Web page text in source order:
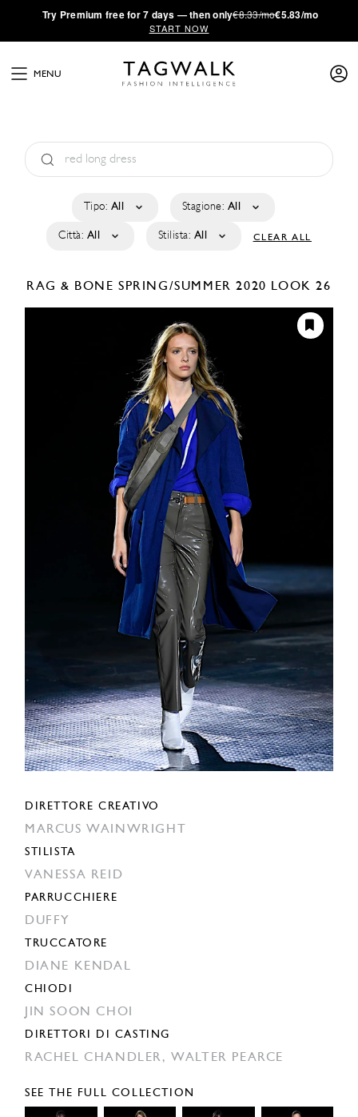
·Try Premium free for 7 days — then only€8.33/mo€5.83/mo
START NOW
MENU
Tipo: All Stagione: All
Città: All Stilista: All CLEAR ALL
RAG & BONE SPRING/SUMMER 2020 LOOK 26
DIRETTORE CREATIVO
MARCUS WAINWRIGHT
STILISTA
VANESSA REID
PARRUCCHIERE
DUFFY
TRUCCATORE
DIANE KENDAL
CHIODI
JIN SOON CHOI
DIRETTORI DI CASTING
RACHEL CHANDLER,WALTER PEARCE
SEE THE FULL COLLECTION